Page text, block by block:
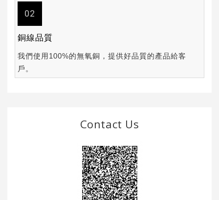
02
銅線品質
我們使用100%的無氧銅，提供好品質的產品給客
戶。
Contact Us